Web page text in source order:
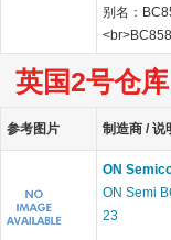
别名：
英国2号仓库
参考图片 制造商 / 说
ON
ON Semi
23